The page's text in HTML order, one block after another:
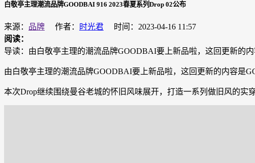
白敬亭主理潮流品牌GOODBAI 916 2023春夏系列Drop 02公布
来源： 品牌 作者： 时光君
时间：2023-04-16 11:57
阅读：
导读：由白敬亭主理的潮流品牌GOODBAI要上新品啦，这回更新的
由白敬亭主理的潮流品牌GOODBAI要上新品啦，这回更新的内容是
本次Drop继续围绕曼谷老城的怀旧风味展开，打造一系列做旧风的实